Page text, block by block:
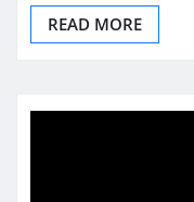
READ MORE